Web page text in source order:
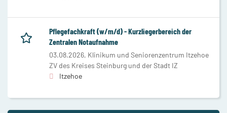
Pflegefachkraft (w/m/d) - Kurzliegerbereich der
Zentralen Notaufnahme
03.08.2026, Klinikum und Seniorenzentrum Itzehoe
ZV des Kreises Steinburg und der Stadt IZ
Itzehoe